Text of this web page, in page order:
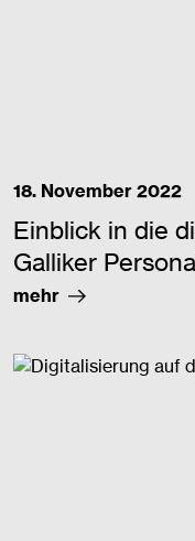
18. November 2022
Einblick in die
Galliker
mehr